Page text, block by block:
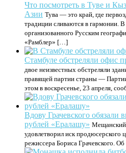
Что посмотреть в Туве и
Азии Тува — это край, где
традиции сливаются в гармонии.
организованного Русским
«Рамблер» […]
Стамбуле обстреляли офис
двое неизвестных обстреляли
правящей партии страны —
этом в воскресенье, 23 апреля,
Вдову Грачевского обязали
рублей «Ералашу» Мещанский
удовлетворил иск продюсерского
режиссера Бориса Грачевского.